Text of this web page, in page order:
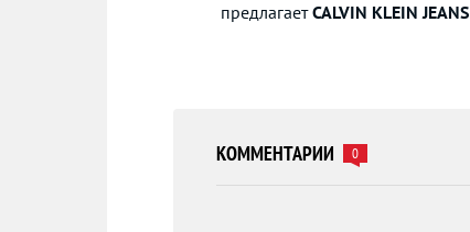
предлагаетCALVIN KLEIN JEANS
КОММЕНТАРИИ 0